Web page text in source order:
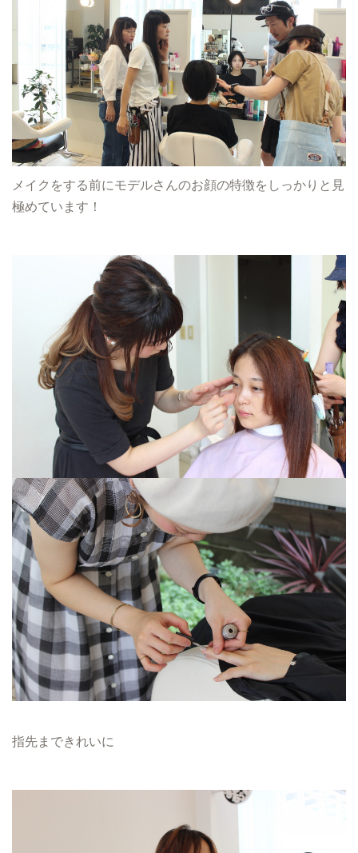
メイクをする前にモデルさんのお顔の特徴をしっかりと見
極めています！
指先まできれいに